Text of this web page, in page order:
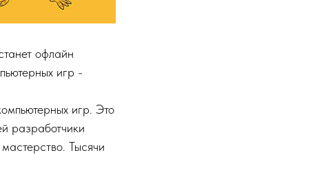
офлайн
игр -
игр. Это
разработчики
Тысячи